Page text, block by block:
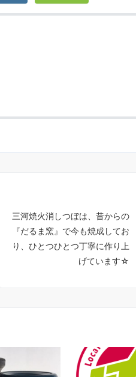
三河焼火消しつぼは、昔からの
『だるま窯』で今も焼成してお
り、ひとつひとつ丁寧に作り上
げています☆